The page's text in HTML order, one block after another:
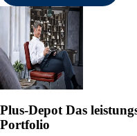
Plus-Depot Das
Portfolio